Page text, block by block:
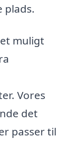
plads.
muligt
Vores
det
passer til